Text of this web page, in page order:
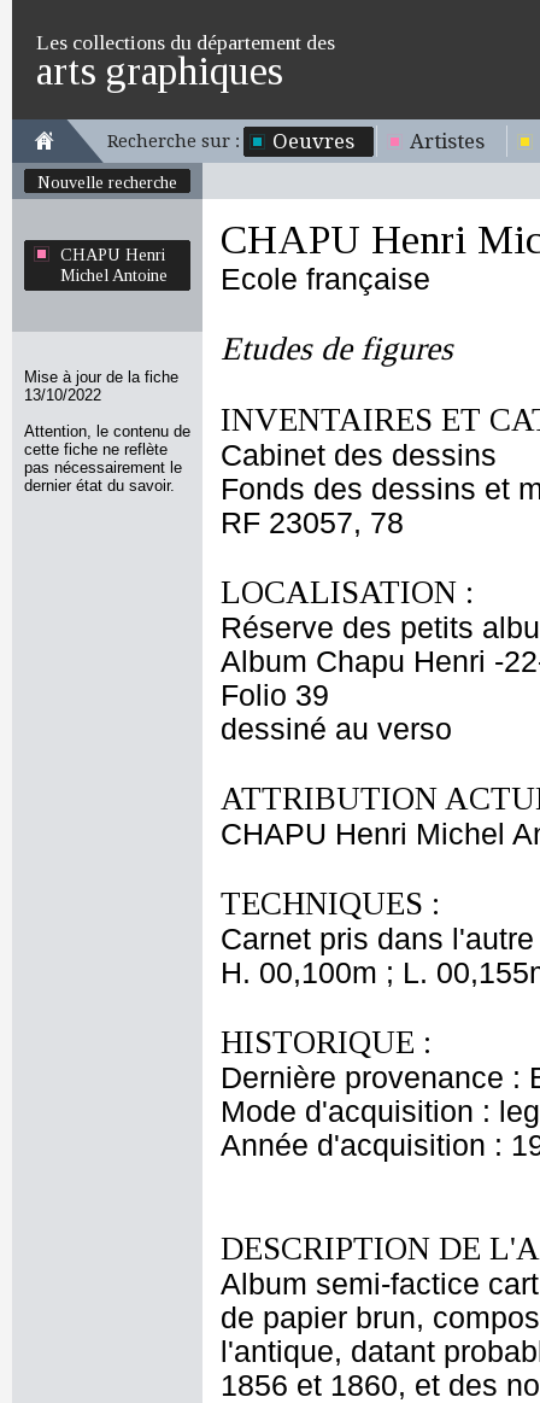
Les collections du département des
arts graphiques
Recherche sur : Oeuvres Artistes
Nouvelle recherche
CHAPU Henri
Michel Antoine
Mise à jour de la fiche
13/10/2022
Attention, le contenu de
cette fiche ne reflète
pas nécessairement le
dernier état du savoir.
CHAPU Henri
Ecole française
Etudes de figures
INVENTAIRES ET
Cabinet des dessins
Fonds des dessins et
RF 23057, 78
LOCALISATION :
Réserve des petits
Album Chapu Henri -
Folio 39
dessiné au verso
ATTRIBUTION
CHAPU Henri Michel
TECHNIQUES :
Carnet pris dans
H. 00,100m ; L.
HISTORIQUE :
Dernière provenance :
Mode d'acquisition :
Année d'acquisition :
DESCRIPTION DE
Album semi-factice
de papier brun,
l'antique, datant
1856 et 1860, et des